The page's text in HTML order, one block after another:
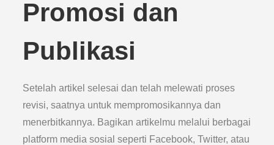
Promosi dan
Publikasi
Setelah artikel selesai dan telah melewati proses
revisi, saatnya untuk mempromosikannya dan
menerbitkannya. Bagikan artikelmu melalui berbagai
platform media sosial seperti Facebook, Twitter, atau